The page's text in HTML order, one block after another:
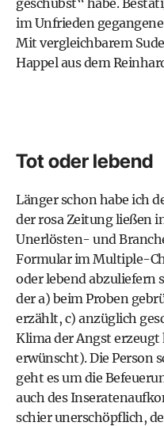
geschubst“ habe.
im Unfrieden
Mit vergleichbarem
Happel aus dem
Tot oder lebend
Länger schon habe ich
der rosa Zeitung ließen
Unerlösten- und
Formular im Multiple-
oder lebend abzuliefern
der a) beim Proben
erzählt, c) anzüglich
Klima der Angst
erwünscht). Die Person
geht es um die
auch des
schier unerschöpflich,